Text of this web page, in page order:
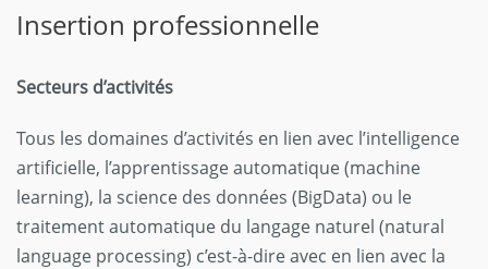
Insertion professionnelle
Secteurs d’activités
Tous les domaines d’activités en lien avec l’intelligence
artificielle, l’apprentissage automatique (machine
learning), la science des données (BigData) ou le
traitement automatique du langage naturel (natural
language processing) c’est-à-dire avec en lien avec la